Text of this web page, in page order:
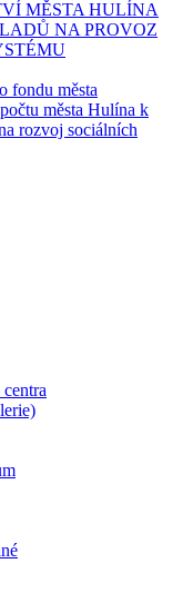
MĚSTA HULÍNA
NA PROVOZ
fondu města
města Hulína k
rozvoj sociálních